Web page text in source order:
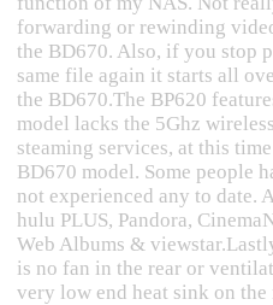
forwarding or rewinding
the BD670. Also, if you stop
same file again it starts all
the BD670.The BP620
model lacks the 5Ghz
steaming services, at this
BD670 model. Some people
not experienced any to date.
hulu PLUS, Pandora,
Web Albums &
is no fan in the rear or
very low end heat sink on